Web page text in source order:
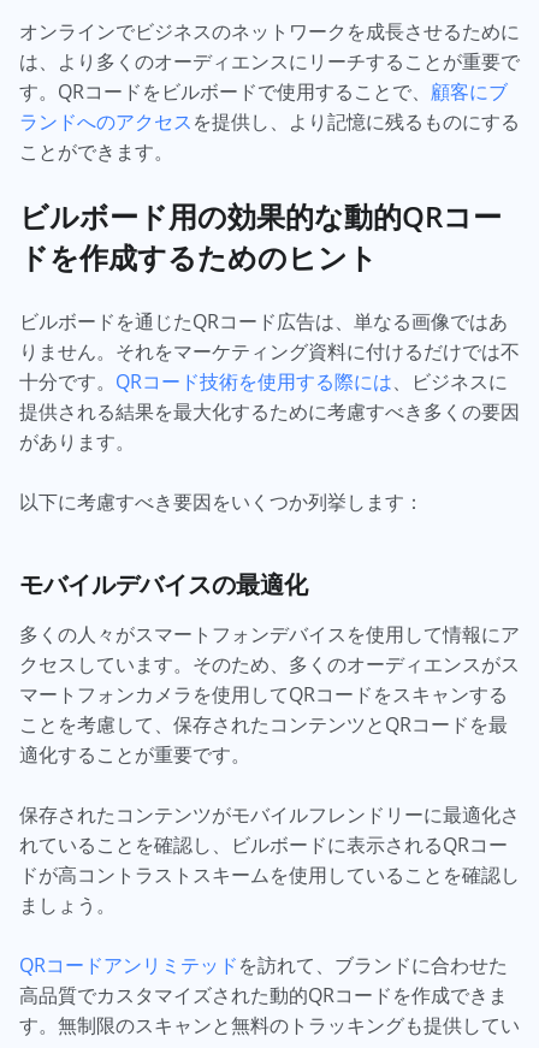
オンラインでビジネスのネットワークを成長させるために
は、より多くのオーディエンスにリーチすることが重要で
す。QRコードをビルボードで使用することで、 顧客にブ
ランドへのアクセスを提供し、より記憶に残るものにする
ことができます。
ビルボード用の効果的な動的QRコー
ドを作成するためのヒント
ビルボードを通じたQRコード広告は、単なる画像ではあ
りません。それをマーケティング資料に付けるだけでは不
十分です。 QRコード技術を使用する際には、ビジネスに
提供される結果を最大化するために考慮すべき多くの要因
があります。
以下に考慮すべき要因をいくつか列挙します：
モバイルデバイスの最適化
多くの人々がスマートフォンデバイスを使用して情報にア
クセスしています。そのため、多くのオーディエンスがス
マートフォンカメラを使用してQRコードをスキャンする
ことを考慮して、保存されたコンテンツとQRコードを最
適化することが重要です。
保存されたコンテンツがモバイルフレンドリーに最適化さ
れていることを確認し、ビルボードに表示されるQRコー
ドが高コントラストスキームを使用していることを確認し
ましょう。
QRコードアンリミテッドを訪れて、ブランドに合わせた
高品質でカスタマイズされた動的QRコードを作成できま
す。無制限のスキャンと無料のトラッキングも提供してい